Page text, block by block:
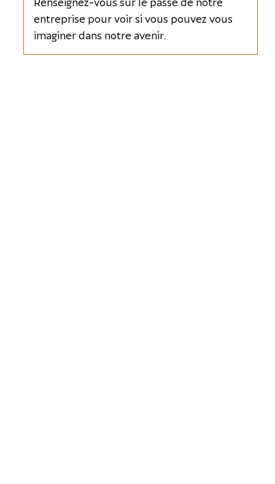
entreprise pour voir si vous pouvez vous
imaginer dans notre avenir.